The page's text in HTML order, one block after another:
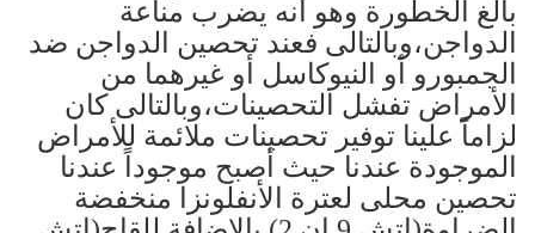
بالغ الخطورة وهو أنه يضرب مناعة
الدواجن،وبالتالى فعند تحصين الدواجن ضد
الجمبورو أو النيوكاسل أو غيرهما من
الأمراض تفشل التحصينات،وبالتالى كان
لزاماً علينا توفير تحصينات ملائمة للأمراض
الموجودة عندنا حيث أصبح موجوداً عندنا
تحصين محلى لعترة الأنفلونزا منخفضة